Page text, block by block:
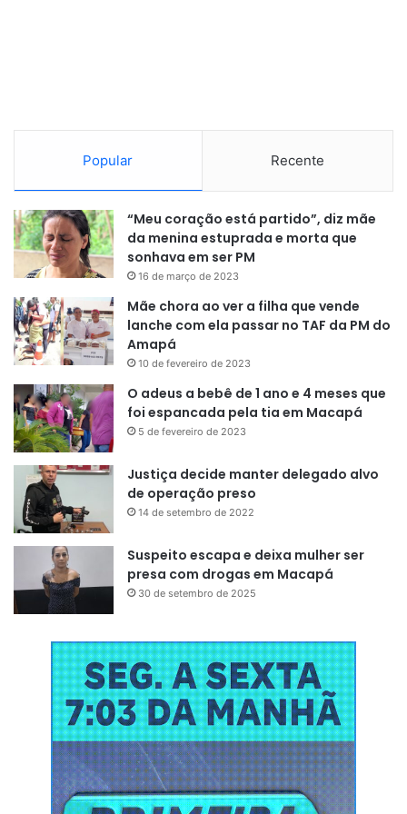
dia urbano ou em viagens.
Dimensões e espaço interno
O Cruze LT 2017 mede 4,66 metros de comprimento, 1,80
metro de largura e 1,48 metro de altura. O entre-eixos de
2,70 metros garante bom espaço interno, enquanto o
porta-malas de 440 litros atende bem às necessidades de
famílias ou quem precisa de espaço extra.
Equipamentos de série
valorizam o carro
A lista de equipamentos do Chevrolet Cruze LT 2017 é
extensa. Entre os principais itens estão:
Ar-condicionado
Direção elétrica
Popular Recente
“Meu coração está partido”, diz mãe
da menina estuprada e morta que
sonhava em ser PM
16 de março de 2023
Mãe chora ao ver a filha que vende
lanche com ela passar no TAF da PM do
Amapá
10 de fevereiro de 2023
O adeus a bebê de 1 ano e 4 meses que
foi espancada pela tia em Macapá
5 de fevereiro de 2023
Justiça decide manter delegado alvo
de operação preso
14 de setembro de 2022
Suspeito escapa e deixa mulher ser
presa com drogas em Macapá
30 de setembro de 2025